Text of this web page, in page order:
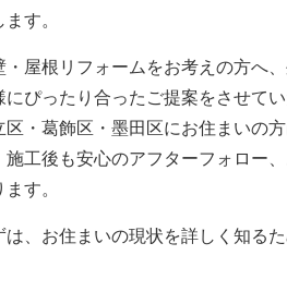
す。
・屋根リフォームをお考えの方へ
にぴったり合ったご提案をさせて
区・葛飾区・墨田区にお住まいの
施工後も安心のアフターフォロー
す。
は、お住まいの現状を詳しく知る